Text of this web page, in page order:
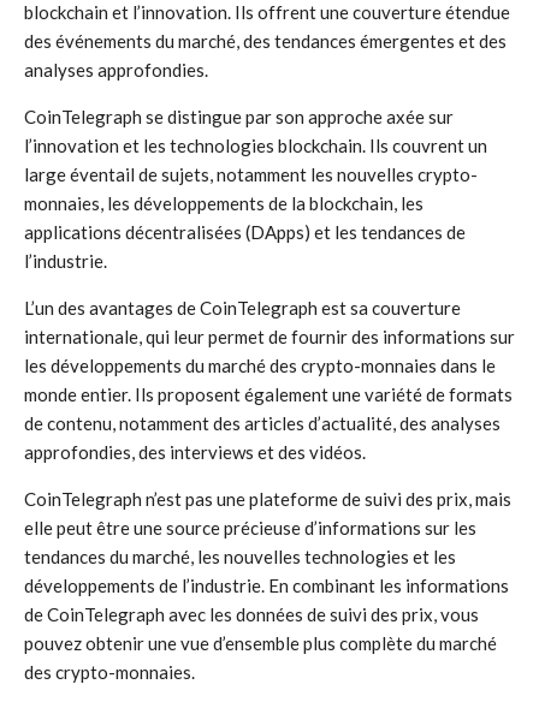
blockchain et l’innovation. Ils offrent une couverture étendue
des événements du marché, des tendances émergentes et des
analyses approfondies.
CoinTelegraph se distingue par son approche axée sur
l’innovation et les technologies blockchain. Ils couvrent un
large éventail de sujets, notamment les nouvelles crypto-
monnaies, les développements de la blockchain, les
applications décentralisées (DApps) et les tendances de
l’industrie.
L’un des avantages de CoinTelegraph est sa couverture
internationale, qui leur permet de fournir des informations sur
les développements du marché des crypto-monnaies dans le
monde entier. Ils proposent également une variété de formats
de contenu, notamment des articles d’actualité, des analyses
approfondies, des interviews et des vidéos.
CoinTelegraph n’est pas une plateforme de suivi des prix, mais
elle peut être une source précieuse d’informations sur les
tendances du marché, les nouvelles technologies et les
développements de l’industrie. En combinant les informations
de CoinTelegraph avec les données de suivi des prix, vous
pouvez obtenir une vue d’ensemble plus complète du marché
des crypto-monnaies.